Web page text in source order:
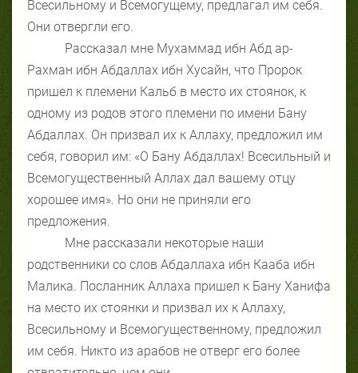
Всесильному и Всемогущему, предлагал им себя.
Они отвергли его.
Рассказал мне Мухаммад ибн Абд ар-
Рахман ибн Абдаллах ибн Хусайн, что Пророк
пришел к племени Кальб в место их стоянок, к
одному из родов этого племени по имени Бану
Абдаллах. Он призвал их к Аллаху, предложил им
себя, говорил им: «О Бану Абдаллах! Всесильный и
Всемогущественный Аллах дал вашему отцу
хорошее имя». Но они не приняли его
предложения.
Мне рассказали некоторые наши
родственники со слов Абдаллаха ибн Кааба ибн
Малика. Посланник Аллаха пришел к Бану Ханифа
на место их стоянки и призвал их к Аллаху,
Всесильному и Всемогущественному, предложил
им себя. Никто из арабов не отверг его более